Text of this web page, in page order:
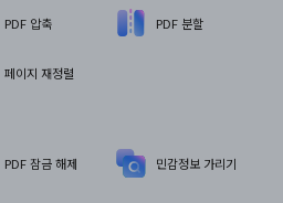
PDF 압축 PDF 분할
페이지 재정렬
PDF 잠금 해제 민감정보 가리기